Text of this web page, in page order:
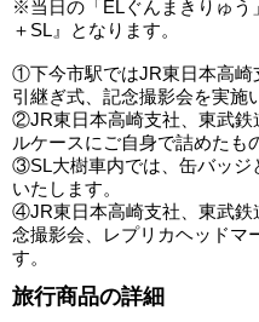
※当日の「ELぐんまきりゅう
＋SL』となります。
①下今市駅ではJR東日本高崎
引継ぎ式、記念撮影会を実施
②JR東日本高崎支社、東武鉄
ルケースにご自身で詰めたも
③SL大樹車内では、缶バッジ
いたします。
④JR東日本高崎支社、東武鉄
念撮影会、レプリカヘッドマ
す。
旅行商品の詳細